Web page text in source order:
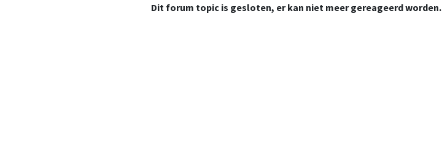
Dit forum topic is gesloten, er kan niet meer gereageerd worden.